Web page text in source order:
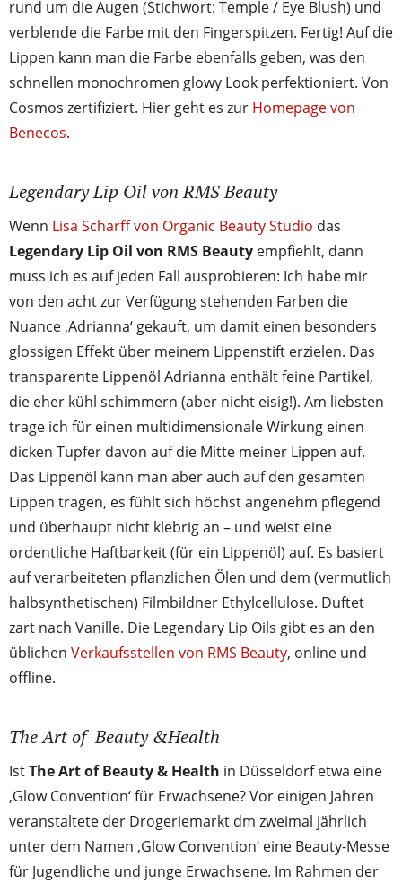
rund um die Augen (Stichwort: Temple / Eye Blush) und
verblende die Farbe mit den Fingerspitzen. Fertig! Auf die
Lippen kann man die Farbe ebenfalls geben, was den
schnellen monochromen glowy Look perfektioniert. Von
Cosmos zertifiziert. Hier geht es zur Homepage von
Benecos.
Legendary Lip Oil von RMS Beauty
Wenn Lisa Scharff von Organic Beauty Studio das
Legendary Lip Oil von RMS Beauty empfiehlt, dann
muss ich es auf jeden Fall ausprobieren: Ich habe mir
von den acht zur Verfügung stehenden Farben die
Nuance ‚Adrianna‘ gekauft, um damit einen besonders
glossigen Effekt über meinem Lippenstift erzielen. Das
transparente Lippenöl Adrianna enthält feine Partikel,
die eher kühl schimmern (aber nicht eisig!). Am liebsten
trage ich für einen multidimensionale Wirkung einen
dicken Tupfer davon auf die Mitte meiner Lippen auf.
Das Lippenöl kann man aber auch auf den gesamten
Lippen tragen, es fühlt sich höchst angenehm pflegend
und überhaupt nicht klebrig an – und weist eine
ordentliche Haftbarkeit (für ein Lippenöl) auf. Es basiert
auf verarbeiteten pflanzlichen Ölen und dem (vermutlich
halbsynthetischen) Filmbildner Ethylcellulose. Duftet
zart nach Vanille. Die Legendary Lip Oils gibt es an den
üblichen Verkaufsstellen von RMS Beauty, online und
offline.
The Art of Beauty &Health
IstThe Art of Beauty & Health in Düsseldorf etwa eine
‚Glow Convention‘ für Erwachsene? Vor einigen Jahren
veranstaltete der Drogeriemarkt dm zweimal jährlich
unter dem Namen ‚Glow Convention‘ eine Beauty-Messe
für Jugendliche und junge Erwachsene. Im Rahmen der